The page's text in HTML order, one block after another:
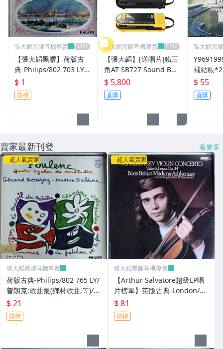
張大韜黑膠耳機專賣
【張大韜黑膠】荷版古
典-Philips/802 703 LY/
柴可夫斯基:第5號交響
曲/馬克維契-倫敦交響
$ 1
競標
張大韜黑膠耳機專賣
【張大韜】[送唱片]鐵三
角AT-SB727 Sound Bur
ger無線可攜式黑膠唱盤
機 最大12小時續航
$ 5,800
直購
張大韜黑
補結帳*2
$ 55
直購
賣家最新刊登 看更多
超人氣賣家
張大韜黑膠耳機專賣
荷版古典-Philips/802 765 LY/
普朗克:歌曲集(鄉村歌曲,等)/蘇
才,男中音;鮑德溫,鋼琴
$ 21
競標
超人氣賣家
張大韜黑膠耳機專賣
【Arthur Salvatore超級LP唱
片榜單】英版古典-London/CS
7076/柴可夫斯基:小提琴協奏
曲,
$ 81
競標